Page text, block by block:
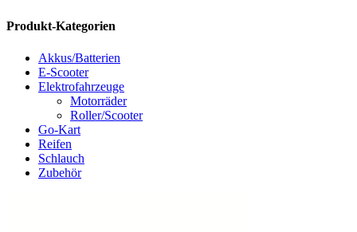
Produkt-Kategorien
Akkus/Batterien
E-Scooter
Elektrofahrzeuge
Motorräder
Roller/Scooter
Go-Kart
Reifen
Schlauch
Zubehör